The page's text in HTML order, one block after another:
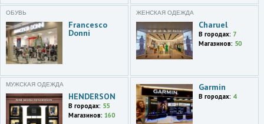
ОБУВЬ
Francesco
Donni
ЖЕНСКАЯ ОДЕЖДА
Charuel
В городах: 7
Магазинов: 50
МУЖСКАЯ ОДЕЖДА
HENDERSON
В городах: 55
Магазинов: 160
Garmin
В городах: 4